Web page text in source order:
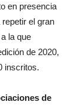
en presencia
el gran
la que
de 2020,
inscritos.
de